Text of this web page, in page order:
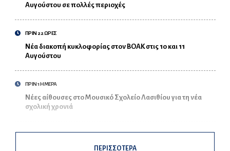
Αυγούστου σε πολλές περιοχές
ΠΡΙΝ 22 ΩΡΕΣ
Νέα διακοπή κυκλοφορίας στον ΒΟΑΚ στις 10 και 11
Αυγούστου
ΠΡΙΝ 1 ΗΜΕΡΑ
Νέες αίθουσες στο Μουσικό Σχολείο Λασιθίου για τη νέα
σχολική χρονιά
ΠΕΡΙΣΣΟΤΕΡΑ